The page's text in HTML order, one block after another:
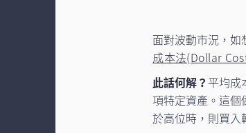
面對波動市況，
成本法(Dollar
此話何解？ 平均成
項特定資產。這
於高位時，則買入